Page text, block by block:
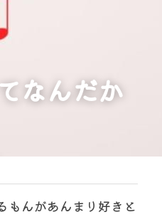
なんだか
もんがあんまり好きと